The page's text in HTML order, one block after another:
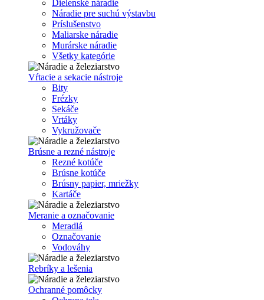
Dielenské náradie
Náradie pre suchú výstavbu
Príslušenstvo
Maliarske náradie
Murárske náradie
Všetky kategórie
Vŕtacie a sekacie nástroje
Bity
Frézky
Sekáče
Vrtáky
Vykružovače
Brúsne a rezné nástroje
Rezné kotúče
Brúsne kotúče
Brúsny papier, mriežky
Kartáče
Meranie a označovanie
Meradlá
Označovanie
Vodováhy
Rebríky a lešenia
Ochranné pomôcky